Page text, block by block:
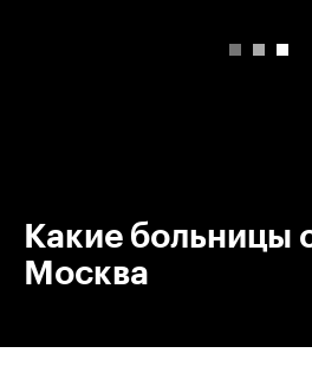
Какие больницы
Москва